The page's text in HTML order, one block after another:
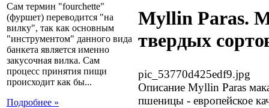
Сам термин "fourchette"
(фуршет) переводится "на
вилку", так как основным
"инструментом" данного вида
банкета является именно
закусочная вилка. Сам
процесс принятия пищи
происходит как бы...
Подробнее »
Myllin Paras.
твердых
pic_53770d425edf9.jpg
Описание Мyllin Paras
пшеницы - европейское